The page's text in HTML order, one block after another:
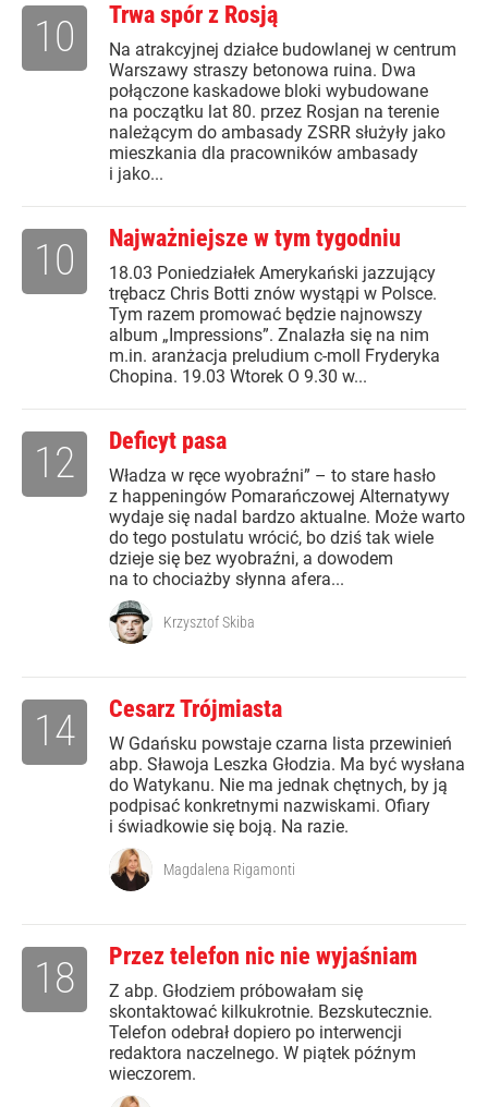
Trwa spór z Rosją
Na atrakcyjnej działce budowlanej w centrum
Warszawy straszy betonowa ruina. Dwa
połączone kaskadowe bloki wybudowane
na początku lat 80. przez Rosjan na terenie
należącym do ambasady ZSRR służyły jako
mieszkania dla pracowników ambasady
i jako...
10
Najważniejsze w tym tygodniu
18.03 Poniedziałek Amerykański jazzujący
trębacz Chris Botti znów wystąpi w Polsce.
Tym razem promować będzie najnowszy
album „Impressions”. Znalazła się na nim
m.in. aranżacja preludium c-moll Fryderyka
Chopina. 19.03 Wtorek O 9.30 w...
10
Deficyt pasa
Władza w ręce wyobraźni” – to stare hasło
z happeningów Pomarańczowej Alternatywy
wydaje się nadal bardzo aktualne. Może warto
do tego postulatu wrócić, bo dziś tak wiele
dzieje się bez wyobraźni, a dowodem
na to chociażby słynna afera...
12
Krzysztof Skiba
Cesarz Trójmiasta
W Gdańsku powstaje czarna lista przewinień
abp. Sławoja Leszka Głodzia. Ma być wysłana
do Watykanu. Nie ma jednak chętnych, by ją
podpisać konkretnymi nazwiskami. Ofiary
i świadkowie się boją. Na razie.
14
Magdalena Rigamonti
Przez telefon nic nie wyjaśniam
Z abp. Głodziem próbowałam się
skontaktować kilkukrotnie. Bezskutecznie.
Telefon odebrał dopiero po interwencji
redaktora naczelnego. W piątek późnym
wieczorem.
18